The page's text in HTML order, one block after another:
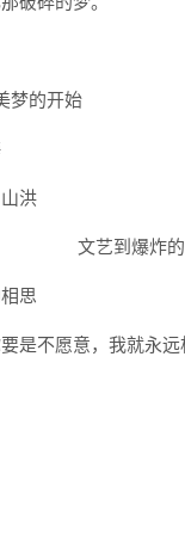
梦的开始
洪
思
是不愿意，我就永